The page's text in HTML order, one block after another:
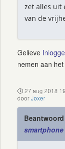
zet alles uit
van de
Gelieve
nemen aan
27 aug 2018
doorJoxer
smartphone